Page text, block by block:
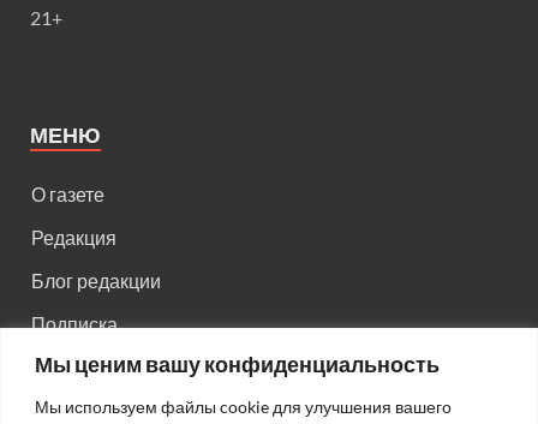
Мы ценим вашу конфиденциальность
Мы используем файлы cookie для улучшения вашего
21+
МЕНЮ
О газете
Редакция
Блог редакции
Подписка
Правила поведения на сайте
Реклама